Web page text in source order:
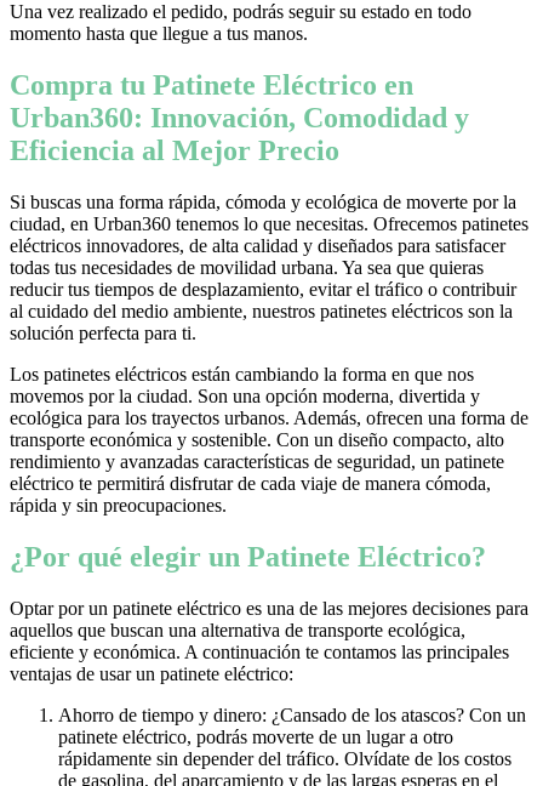
Una vez realizado el pedido, podrás seguir su estado en todo
momento hasta que llegue a tus manos.
Compra tu Patinete Eléctrico en
Urban360: Innovación, Comodidad y
Eficiencia al Mejor Precio
Si buscas una forma rápida, cómoda y ecológica de moverte por la
ciudad, en Urban360 tenemos lo que necesitas. Ofrecemos patinetes
eléctricos innovadores, de alta calidad y diseñados para satisfacer
todas tus necesidades de movilidad urbana. Ya sea que quieras
reducir tus tiempos de desplazamiento, evitar el tráfico o contribuir
al cuidado del medio ambiente, nuestros patinetes eléctricos son la
solución perfecta para ti.
Los patinetes eléctricos están cambiando la forma en que nos
movemos por la ciudad. Son una opción moderna, divertida y
ecológica para los trayectos urbanos. Además, ofrecen una forma de
transporte económica y sostenible. Con un diseño compacto, alto
rendimiento y avanzadas características de seguridad, un patinete
eléctrico te permitirá disfrutar de cada viaje de manera cómoda,
rápida y sin preocupaciones.
¿Por qué elegir un Patinete Eléctrico?
Optar por un patinete eléctrico es una de las mejores decisiones para
aquellos que buscan una alternativa de transporte ecológica,
eficiente y económica. A continuación te contamos las principales
ventajas de usar un patinete eléctrico:
Ahorro de tiempo y dinero: ¿Cansado de los atascos? Con un
patinete eléctrico, podrás moverte de un lugar a otro
rápidamente sin depender del tráfico. Olvídate de los costos
de gasolina, del aparcamiento y de las largas esperas en el